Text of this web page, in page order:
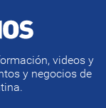
videos y
y negocios de